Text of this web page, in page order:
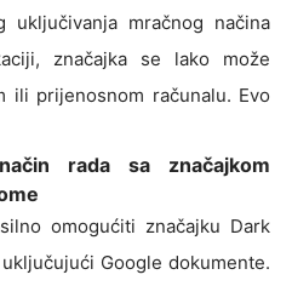
uključivanja mračnog načina
značajka se lako može
ili prijenosnom računalu. Evo
rada sa značajkom
omogućiti značajku Dark
Google dokumente.